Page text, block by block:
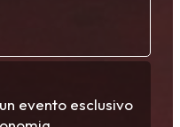
evento esclusivo